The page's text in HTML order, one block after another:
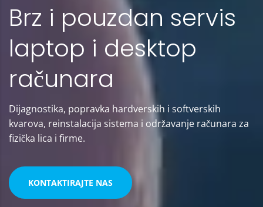
Brz i pouzdan servis
laptop i desktop
računara
Dijagnostika, popravka hardverskih i softverskih
kvarova, reinstalacija sistema i održavanje računara za
fizička lica i firme.
KONTAKTIRAJTE NAS